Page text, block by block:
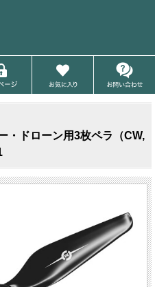
・ドローン用3枚ペラ（CW,